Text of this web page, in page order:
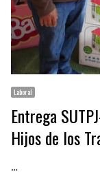
Laboral
Entrega
Hijos de los
…